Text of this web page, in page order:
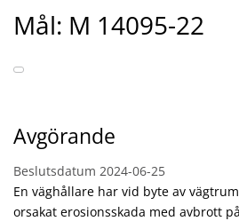
Mål: M 14095-22
Avgörande
Beslutsdatum 2024-06-25
En väghållare har vid byte av
orsakat erosionsskada med avbrott